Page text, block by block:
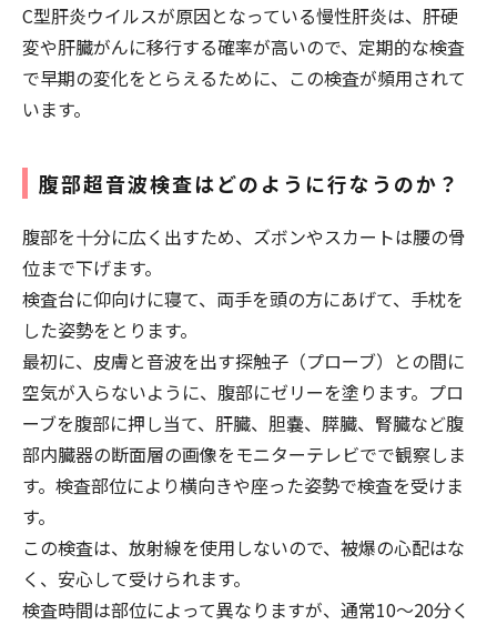
C型肝炎ウイルスが原因となっている慢性肝炎は、肝硬
変や肝臓がんに移行する確率が高いので、定期的な検査
で早期の変化をとらえるために、この検査が頻用されて
います。
腹部超音波検査はどのように行なうのか？
腹部を十分に広く出すため、ズボンやスカートは腰の骨
位まで下げます。
検査台に仰向けに寝て、両手を頭の方にあげて、手枕を
した姿勢をとります。
最初に、皮膚と音波を出す探触子（プローブ）との間に
空気が入らないように、腹部にゼリーを塗ります。プロ
ーブを腹部に押し当て、肝臓、胆嚢、膵臓、腎臓など腹
部内臓器の断面層の画像をモニターテレビでで観察しま
す。検査部位により横向きや座った姿勢で検査を受けま
す。
この検査は、放射線を使用しないので、被爆の心配はな
く、安心して受けられます。
検査時間は部位によって異なりますが、通常10～20分く